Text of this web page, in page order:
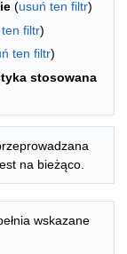
(usuń ten filtr)
filtr)
ten filtr)
stosowana
na bieżąco.
wskazane